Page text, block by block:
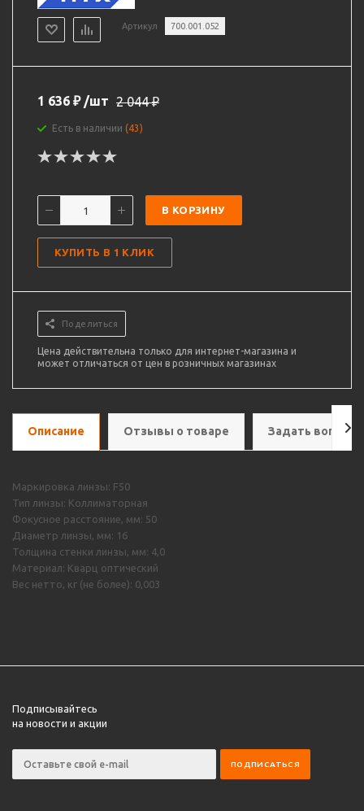
Артикул 700.001.052
1 636 ₽ /шт 2 044₽
Есть в наличии (43)
В КОРЗИНУ
КУПИТЬ В 1 КЛИК
Поделиться
Цена действительна только для интернет-магазина и
может отличаться от цен в розничных магазинах
Описание Отзывы о товаре Задать вопрос
Маркировка линзы: F50
Тип линзы: Коллиматорная
Фокусное расстояние, мм: 50
Диаметр линзы, мм: 16
Толщина стенки линзы, мм: 4,0
Материал: Кварц оптический
Вес нетто, кг (не более): 0,003
Подписывайтесь
на новости и акции